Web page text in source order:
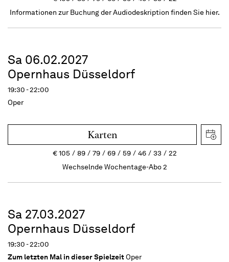
Informationen zur Buchung der Audiodeskription finden Sie hier.
Sa 06.02.2027
Opernhaus Düsseldorf
19:30 - 22:00
Oper
Karten
€105 89 79 69 59 46 33
22
Wechselnde Wochentage-Abo 2
Sa 27.03.2027
Opernhaus Düsseldorf
19:30 - 22:00
Zum letzten Mal in dieser SpielzeitOper